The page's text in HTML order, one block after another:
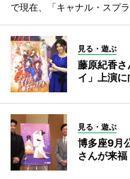
で現在、「キャナル・スプ
見る・遊ぶ
藤原紀香
イ」上演
見る・遊ぶ
博多座9月
さんが来